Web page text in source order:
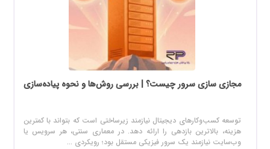
مجازی سازی سرور چیست؟ | بررسی روش‌ها و نحوه پیاده‌سازی
توسعه کسب‌وکارهای دیجیتال نیازمند زیرساختی است که بتواند با کمترین
هزینه، بالاترین بازدهی را ارائه دهد. در معماری سنتی، هر سرویس یا
وب‌سایت نیازمند یک سرور فیزیکی مستقل بود؛ رویکردی ...